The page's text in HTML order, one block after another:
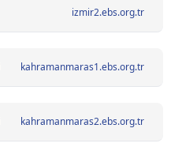
izmir2.ebs.org.tr
kahramanmaras1.ebs.org.tr
kahramanmaras2.ebs.org.tr